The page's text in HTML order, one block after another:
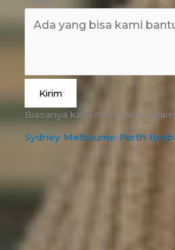
Kirim
Biasanya kami membalas
Sydney|Melbourne|Perth|